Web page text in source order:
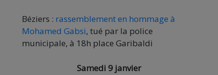
Béziers : rassemblement en hommage à
Mohamed Gabsi, tué par la police
municipale, à 18h place Garibaldi
Samedi 9 janvier